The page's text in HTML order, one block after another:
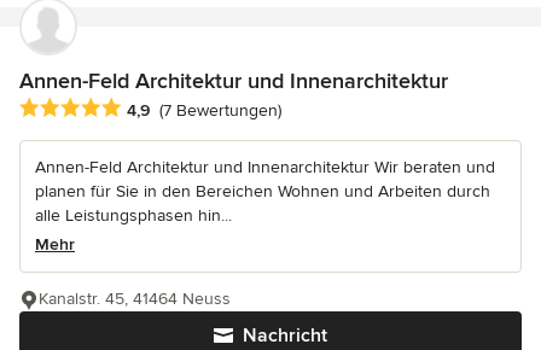
Annen-Feld Architektur und Innenarchitektur
Durchschnittliche Bewertung: 4.9 von 5 Sternen
4,9 (7 Bewertungen)
Annen-Feld Architektur und Innenarchitektur Wir beraten und
planen für Sie in den Bereichen Wohnen und Arbeiten durch
alle Leistungsphasen hin...
Mehr
Nachricht
Kanalstr. 45, 41464 Neuss